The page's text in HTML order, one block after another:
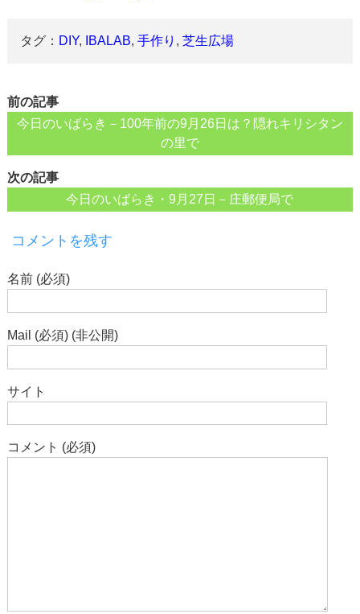
タグ： DIY, IBALAB,手作り ,芝生広場
前の記事
今日のいばらき－100年前の9月26日は？隠れキリシタン
の里で
次の記事
今日のいばらき・9月27日－庄郵便局で
コメントを残す
名前 (必須)
Mail (必須) (非公開)
サイト
コメント (必須)